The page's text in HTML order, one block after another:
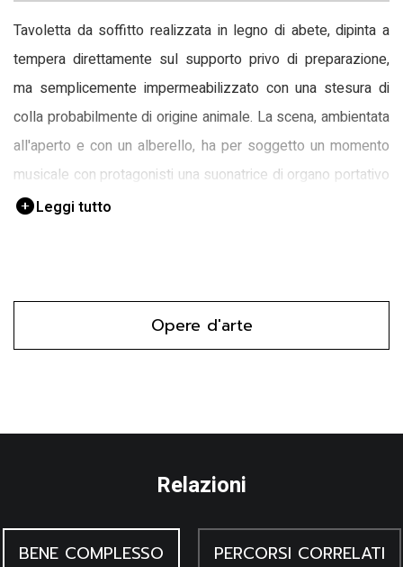
Tavoletta da soffitto realizzata in legno di abete, dipinta a
tempera direttamente sul supporto privo di preparazione,
ma semplicemente impermeabilizzato con una stesura di
colla probabilmente di origine animale. La scena, ambientata
all'aperto e con un alberello, ha per soggetto un momento
musicale con protagonisti una suonatrice di organo portativo
e un suonatore di salterio a percussione seduti su una
Leggi tutto
Opere d'arte
Relazioni
BENE COMPLESSO PERCORSI CORRELATI